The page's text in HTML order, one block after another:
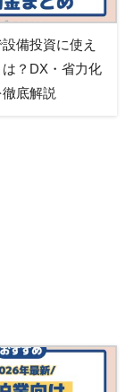
備投資に使え
？DX・省力化
底解説